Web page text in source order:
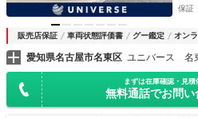
保証
販売店保証 車両状態評価書 グー鑑定 オン
愛知県名古屋市名東区 ユニバース 名
まずは在庫確認・見積
無料通話でお問い